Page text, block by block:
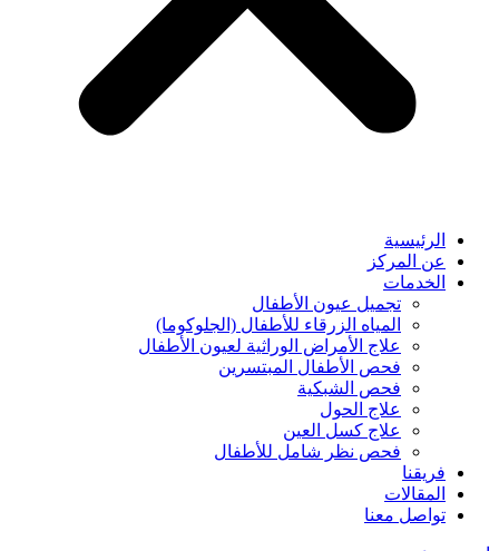
الرئيسية
عن المركز
الخدمات
تجميل عيون الأطفال
المياه الزرقاء للأطفال (الجلوكوما)
⁠علاج الأمراض الوراثية لعيون الأطفال
فحص الأطفال المبتسرين
فحص الشبكية
علاج الحول
علاج كسل العين
فحص نظر شامل للأطفال
فريقنا
المقالات
تواصل معنا